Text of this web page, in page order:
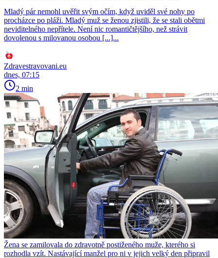
Mladý pár nemohl uvěřit svým očím, když uviděl své nohy po
procházce po pláži. Mladý muž se ženou zjistili, že se stali obětmi
neviditelného nepřítele. Není nic romantičtějšího, než strávit
dovolenou s milovanou osobou [...]...
Zdravestravovani.eu
dnes, 07:15
2 min
Žena se zamilovala do zdravotně postiženého muže, kterého si
rozhodla vzít. Nastávající manžel pro ni v jejich velký den připravil